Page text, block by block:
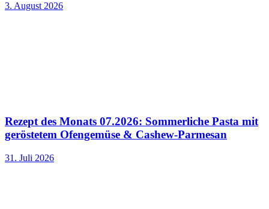
3. August 2026
Rezept des Monats 07.2026: Sommerliche Pasta mit
geröstetem Ofengemüse & Cashew-Parmesan
31. Juli 2026